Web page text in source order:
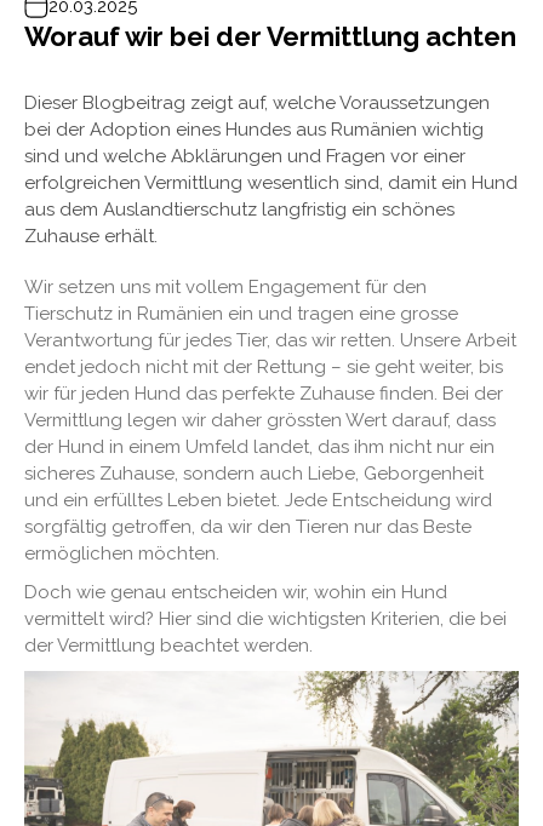
20.03.2025
Worauf wir bei der Vermittlung achten
Dieser Blogbeitrag zeigt auf, welche Voraussetzungen
bei der Adoption eines Hundes aus Rumänien wichtig
sind und welche Abklärungen und Fragen vor einer
erfolgreichen Vermittlung wesentlich sind, damit ein Hund
aus dem Auslandtierschutz langfristig ein schönes
Zuhause erhält.
Wir setzen uns mit vollem Engagement für den
Tierschutz in Rumänien ein und tragen eine grosse
Verantwortung für jedes Tier, das wir retten. Unsere Arbeit
endet jedoch nicht mit der Rettung – sie geht weiter, bis
wir für jeden Hund das perfekte Zuhause finden. Bei der
Vermittlung legen wir daher grössten Wert darauf, dass
der Hund in einem Umfeld landet, das ihm nicht nur ein
sicheres Zuhause, sondern auch Liebe, Geborgenheit
und ein erfülltes Leben bietet. Jede Entscheidung wird
sorgfältig getroffen, da wir den Tieren nur das Beste
ermöglichen möchten.
Doch wie genau entscheiden wir, wohin ein Hund
vermittelt wird? Hier sind die wichtigsten Kriterien, die bei
der Vermittlung beachtet werden.